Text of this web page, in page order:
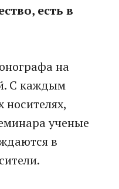
есть в
на
С каждым
носителях,
ученые
в